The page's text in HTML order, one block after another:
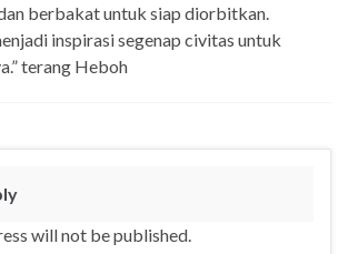
berbakat untuk siap diorbitkan.
inspirasi segenap civitas untuk
terang Heboh
will not be published.